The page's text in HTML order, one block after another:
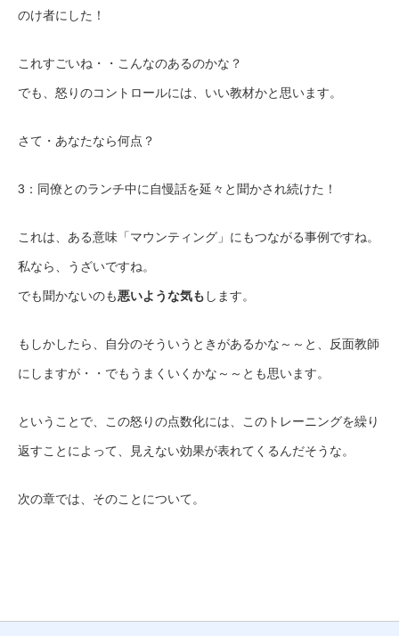
のけ者にした！
これすごいね・・こんなのあるのかな？
でも、怒りのコントロールには、いい教材かと思います。
さて・あなたなら何点？
3：同僚とのランチ中に自慢話を延々と聞かされ続けた！
これは、ある意味「マウンティング」にもつながる事例ですね。
私なら、うざいですね。
でも聞かないのも悪いような気も します。
もしかしたら、自分のそういうときがあるかな～～と、反面教師
にしますが・・でもうまくいくかな～～とも思います。
ということで、この怒りの点数化には、このトレーニングを繰り
返すことによって、見えない効果が表れてくるんだそうな。
次の章では、そのことについて。